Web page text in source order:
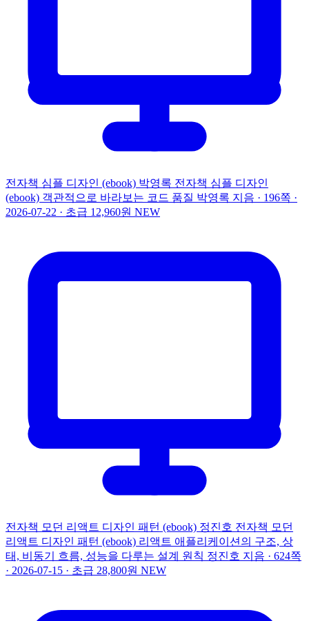
전자책 심플 디자인 (ebook) 박영록 전자책 심플 디자인
(ebook) 객관적으로 바라보는 코드 품질 박영록 지음 · 196쪽 ·
2026-07-22 · 초급 12,960원 NEW
전자책 모던 리액트 디자인 패턴 (ebook) 정진호 전자책 모던
리액트 디자인 패턴 (ebook) 리액트 애플리케이션의 구조, 상
태, 비동기 흐름, 성능을 다루는 설계 원칙 정진호 지음 · 624쪽
· 2026-07-15 · 초급 28,800원 NEW